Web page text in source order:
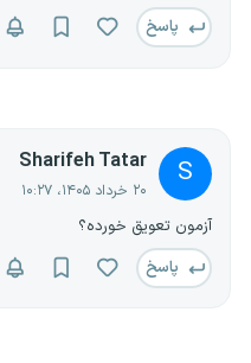
پاسخ
S
Sharifeh Tatar
۲۰ خرداد ۱۴۰۵، ۱۰:۲۷
آزمون تعویق خورده؟
پاسخ